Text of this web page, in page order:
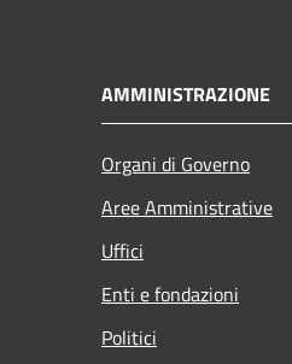
AMMINISTRAZIONE
Organi di Governo
Aree Amministrative
Uffici
Enti e fondazioni
Politici